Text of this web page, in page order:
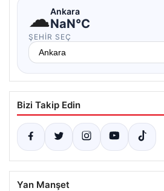
☁Ankara
NaN°C
ŞEHIR SEÇ
Bizi Takip Edin
Yan Manşet